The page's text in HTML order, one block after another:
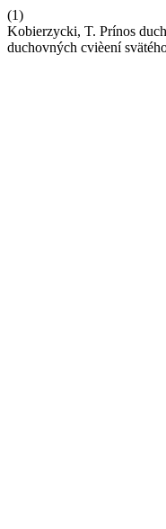
(1)
Kobierzycki, T. Prínos
duchovných cvièení